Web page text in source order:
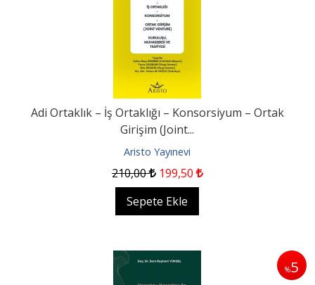
Adi Ortaklık – İş Ortaklığı – Konsorsiyum – Ortak
Girişim (Joint...
Aristo Yayınevi
210,00 199,50
Sepete Ekle
%5